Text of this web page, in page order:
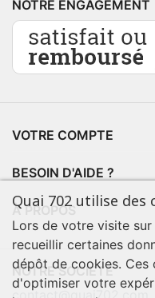
NOTRE ENGAGEMENT
VOTRE COMPTE
BESOIN D'AIDE ?
À PROPOS
NOTRE SOCIÉTÉ
Quai 702 utilise des
Lors de votre visite
recueillir certaines
dépôt de cookies. Ces
d'optimiser votre